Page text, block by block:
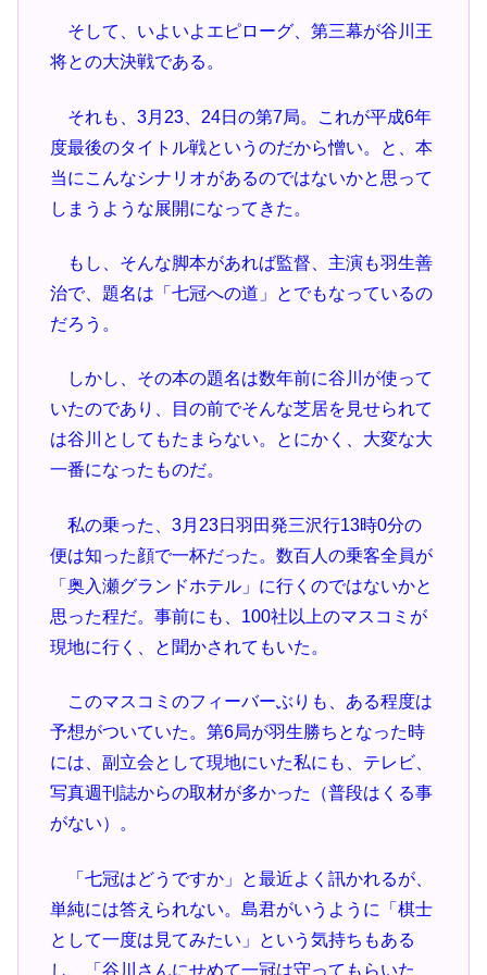
そして、いよいよエピローグ、第三幕が谷川王
将との大決戦である。
それも、3月23、24日の第7局。これが平成6年
度最後のタイトル戦というのだから憎い。と、本
当にこんなシナリオがあるのではないかと思って
しまうような展開になってきた。
もし、そんな脚本があれば監督、主演も羽生善
治で、題名は「七冠への道」とでもなっているの
だろう。
しかし、その本の題名は数年前に谷川が使って
いたのであり、目の前でそんな芝居を見せられて
は谷川としてもたまらない。とにかく、大変な大
一番になったものだ。
私の乗った、3月23日羽田発三沢行13時0分の
便は知った顔で一杯だった。数百人の乗客全員が
「奥入瀬グランドホテル」に行くのではないかと
思った程だ。事前にも、100社以上のマスコミが
現地に行く、と聞かされてもいた。
このマスコミのフィーバーぶりも、ある程度は
予想がついていた。第6局が羽生勝ちとなった時
には、副立会として現地にいた私にも、テレビ、
写真週刊誌からの取材が多かった（普段はくる事
がない）。
「七冠はどうですか」と最近よく訊かれるが、
単純には答えられない。島君がいうように「棋士
として一度は見てみたい」という気持ちもある
し、「谷川さんにせめて一冠は守ってもらいた